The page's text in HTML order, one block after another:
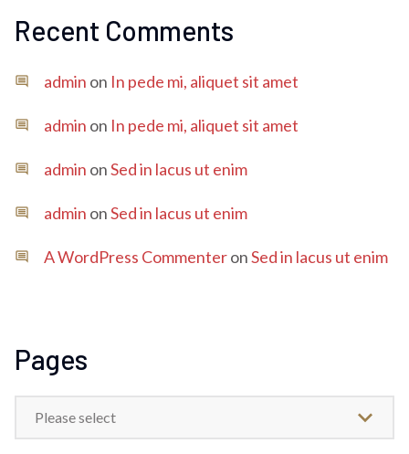
Recent Comments
admin on In pede mi, aliquet sit amet
admin on In pede mi, aliquet sit amet
admin onSed in lacus ut enim
admin onSed in lacus ut enim
A WordPress CommenteronSed in lacus ut enim
Pages
Please select